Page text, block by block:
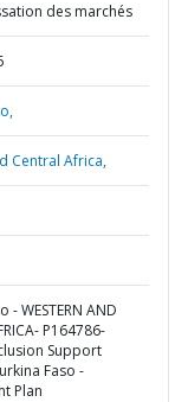
des marchés
Central Africa,
- WESTERN AND
P164786-
Support
Faso -
Plan